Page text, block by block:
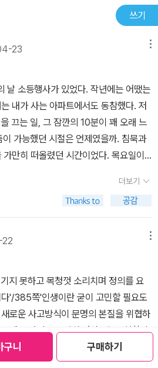
구니 구매하기
로써 다시금 살아있음을 경험하도록 한
나라고 생각한다. 생성과 소멸의 관계를
여정을 하나로 묶어내기 위한 조용하지
지 않은 감성과 특정한 발음과 말의 울
한 노력, 마음에 드는 문장을 생각하는 세
만 아니라 겉으로 보이지 않는 나의 내
언어를 찾기 위해 노력했지만, 남들과
욕심이라기보다는 그 언어를 나눴던 대
엇과 구별된 언어를 찾고 싶었던 것은
본다.레이랜드의 삶의 순간들은 어떤 삶
살아가고 있는 걸까라는 중압감에서 한
을 들여다보게 할 것이다. 그리고 다시
언어를 주고받으며 자신을 더 열어 보
른다. 드러내 보이는 것에 서툴다면, 서
아무런 말이 없는 침묵으로 평온함을
어를 통하지 않아도 괜찮지 않을까 싶
안타까움의 표정을 읽는 것으로도 침
히 메울 수 있으니까! 나와 당신 모두가
기를, 놓치지 않기를 바란다. 레이랜드
자의 언어로 삶을 이야기하는 많은 인
자기 삶에서 절대 떼어놓을 수 없는 사람
한 달이 넘게 걸렸다. 행복했다. 레이랜
리에스테에 위치한 몰로 아우다체에 앉아
내와 사별하기 전에는 아내가 사장이
이 사장이었던 출판사 앞에 위치한 카
주는 커피도 마셨으며, 안드레이가 수감
감옥 같이 살던 그의 집 안에도, 그리고
할 수 있었다. 이탈리아뿐인가. 운명 같
시작하게 된 영국 햄프스테드에도 가볼
리와 서점도 구경할 수 있었다. 그리고
에는 항상 좋은 사람들이 있었다. 나는
된 이웃 케네스 버크의 첼로 연주를 여
움을 주고받았던 숀과 린도 만날 수 있
피아와 아들 시드니의 내외면의 성장과
레이랜드를 볼 수 있었다. 한 달이 넘도
가 나는 벌써 그립다.교모세포종이 분명
이 아니었다. 의사와 병원의 실수였지
꾸는 사건이 되어버렸다. 레이랜드는
던 발작의 원인이 교모세포종이라는 사
은 치료가 불가능하며 시한부인생을 살
야 했다. 그는 출판사를 팔았고, 생을 정
아온 죽음의 방문 앞에서 그는 무기력
의 소설을 쓰는 것으로 마무리되기 때문
했던가?'라는 질문에 대한 답을 언어를
가며 경건해지는 마음.그리고 한창 이
시어, 본명 피터 비에리로 철학자이자
뉴스를 접했다. 신작 소설이 그의 마
품의 마지막 문장은 이렇다.'선생님, 귀
게 얼마나 오래전인지 떠올려 보면 정
나라는 사실도 무척 놀라워. 나로부터
나까지 왔다는 것도 깊은 놀라움을 불
스로에게 있다고 느끼는 게 어떻게 가
온 건가? 말하자면 내 안의 중간 틈새에
야 하니 나 자신에게 있다고 부정확하게
런 건가? 자기 안에서 그저 중간 틈새에
도달하지 않고, 그저 그 틈새에서 커지
는 멋진 혼란을 겪었다. 이 소설은 소설
온전한 형상 하나였다. 곧 죽을 줄 알았
을 모조리 정리까지 하고(운영하던 출
이 굴복하려는 즈음 자신의 뇌사진이
다는 것을 주인공이 알게 된다. 의사가
로 확인하지 않았던 것. 안 죽을 사람을
사람에게 안 죽을 것이라고 진단하는
의 실수로 잃어버릴 뻔했던 내 목숨을
순간의 심정은 어떠할까? 새롭게 다가
만나고 헤어지고 추억하고 몰두하는 일
큼은 다른 책과 같이 읽을 수가 없었다.
는 동안 내가 나에게 할 말이 너무 많아
책을 수월하게 읽을 수가 없었다. 과
을 정리해야 하는 처지가 아닌 것이 얼
답을 고르고 잊어버리고 다시 읽는 과
이만큼 좋아하는 수준이라는 것에 또
은 나를 괜찮은 독자로 자꾸 확인시켜
는 좋은 사람이 있다고 했던가. 옆에 있
준을 알 수 있다고도 했던가. 주인공 레이
는 사람이 단 한 명도 없다는 것(심지
무지로 그런 실수를 저질렀던 게 아니라
쓰기
23
날 소등행사가 있었다. 작년에는 어땠는
내가 사는 아파트에서도 동참했다. 저
끄는 일, 그 잠깐의 10분이 꽤 오래 느
가능했던 시절은 언제였을까. 침묵과
만히 떠올렸던 시간이었다. 목요일이
이다. 그리고 내 생일이다. 세계 책의 날
일을 챙기다 보니 이렇게 좋아하는 책
. 그러니 세계 책의 날을 축하하며 도착
는 선배 언니가 보낸 책 선물과 커피.
언어의 무게』. 나는 읽지 않은 책이다. 내
는 다행이라며 좋아하면 좋겠다고 했
부터 좋다. 커피는 말할 것도 없이. 좋아
대해 말할 수 있다는 건 참 좋은 이다.
좋다.박상수 시인의 시집 『메신저 백』
스포디노프의 소설 『슬픔의 물리학』은
구매로 이어졌다. 『메신저 백』은 조금
더보기
지 못하고 목청껏 소리치며 정의를 요
'/385쪽'인생이란 굳이 고민할 필요도
로운 사고방식이 문명의 본질을 위협하
문제도 아니고 그따위 낱말로는표현할 수
학자라면 어차피 적절한 낱말을 찾아내
는 할 수 있는 일이 없잖아? 예컨대 내 경